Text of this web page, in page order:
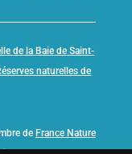
de la Baie de Saint-
naturelles de
de France Nature